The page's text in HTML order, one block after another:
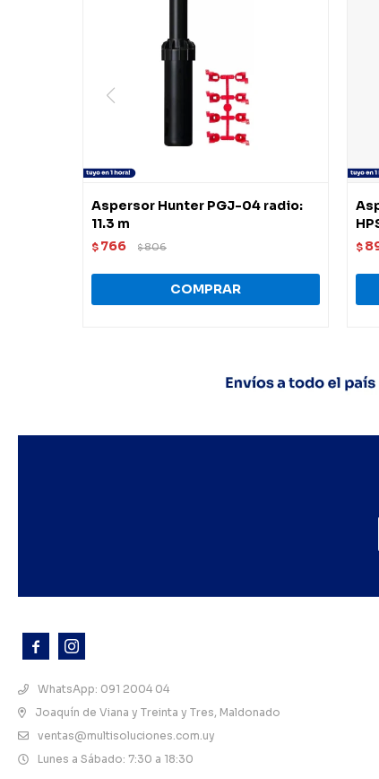
Aspersor Hunter PGJ-04 radio:
11.3 m
$ 766 $806 $
 
WhatsApp: 091 2004 04
Joaquín de Viana y Treinta y Tres, Maldonado
ventas@multisoluciones.com.uy
Lunes a Sábado: 7:30 a 18:30